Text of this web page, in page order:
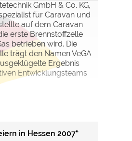
GmbH & Co. KG,
für Caravan und
auf dem Caravan
erste Brennstoffzelle
betrieben wird. Die
trägt den Namen VeGA
Ergebnis
Entwicklungsteams
in Hessen 2007“